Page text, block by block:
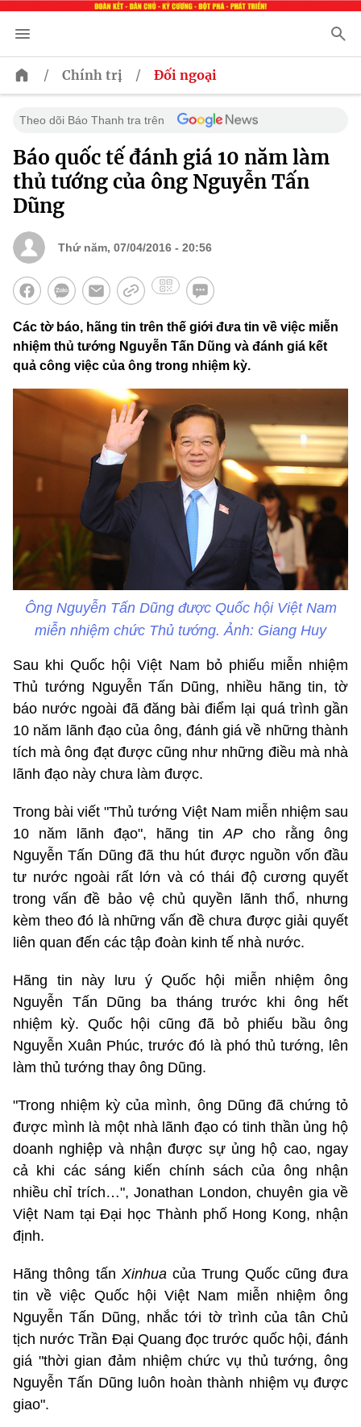
/ Chính trị / Đối ngoại
Theo dõi Báo Thanh tra trên
Báo quốc tế đánh giá 10 năm làm
thủ tướng của ông Nguyễn Tấn
Dũng
Thứ năm, 07/04/2016 - 20:56
Các tờ báo, hãng tin trên thế giới đưa tin về việc miễn
nhiệm thủ tướng Nguyễn Tấn Dũng và đánh giá kết
quả công việc của ông trong nhiệm kỳ.
Ông Nguyễn Tấn Dũng được Quốc hội Việt Nam
miễn nhiệm chức Thủ tướng. Ảnh: Giang Huy
Sau khi Quốc hội Việt Nam bỏ phiếu miễn nhiệm
Thủ tướng Nguyễn Tấn Dũng, nhiều hãng tin, tờ
báo nước ngoài đã đăng bài điểm lại quá trình gần
10 năm lãnh đạo của ông, đánh giá về những thành
tích mà ông đạt được cũng như những điều mà nhà
lãnh đạo này chưa làm được.
Trong bài viết "Thủ tướng Việt Nam miễn nhiệm sau
10 năm lãnh đạo", hãng tin AP cho rằng ông
Nguyễn Tấn Dũng đã thu hút được nguồn vốn đầu
tư nước ngoài rất lớn và có thái độ cương quyết
trong vấn đề bảo vệ chủ quyền lãnh thổ, nhưng
kèm theo đó là những vấn đề chưa được giải quyết
liên quan đến các tập đoàn kinh tế nhà nước.
Hãng tin này lưu ý Quốc hội miễn nhiệm ông
Nguyễn Tấn Dũng ba tháng trước khi ông hết
nhiệm kỳ. Quốc hội cũng đã bỏ phiếu bầu ông
Nguyễn Xuân Phúc, trước đó là phó thủ tướng, lên
làm thủ tướng thay ông Dũng.
"Trong nhiệm kỳ của mình, ông Dũng đã chứng tỏ
được mình là một nhà lãnh đạo có tinh thần ủng hộ
doanh nghiệp và nhận được sự ủng hộ cao, ngay
cả khi các sáng kiến chính sách của ông nhận
nhiều chỉ trích…", Jonathan London, chuyên gia về
Việt Nam tại Đại học Thành phố Hong Kong, nhận
định.
Hãng thông tấn Xinhua của Trung Quốc cũng đưa
tin về việc Quốc hội Việt Nam miễn nhiệm ông
Nguyễn Tấn Dũng, nhắc tới tờ trình của tân Chủ
tịch nước Trần Đại Quang đọc trước quốc hội, đánh
giá "thời gian đảm nhiệm chức vụ thủ tướng, ông
Nguyễn Tấn Dũng luôn hoàn thành nhiệm vụ được
giao".